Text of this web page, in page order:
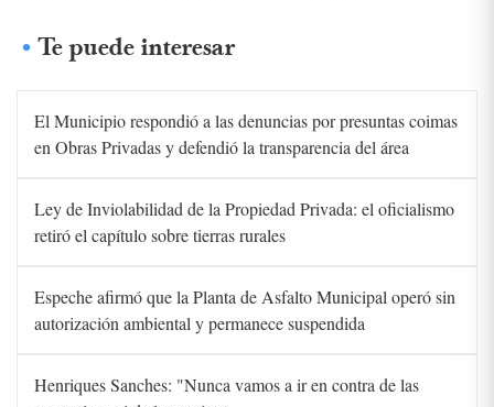
Te puede interesar
El Municipio respondió a las denuncias por presuntas coimas
en Obras Privadas y defendió la transparencia del área
Ley de Inviolabilidad de la Propiedad Privada: el oficialismo
retiró el capítulo sobre tierras rurales
Espeche afirmó que la Planta de Asfalto Municipal operó sin
autorización ambiental y permanece suspendida
Henriques Sanches: "Nunca vamos a ir en contra de las